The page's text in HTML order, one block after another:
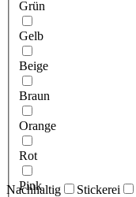
Grün
Gelb
Beige
Braun
Orange
Rot
Pink
Nachhaltig Stickerei